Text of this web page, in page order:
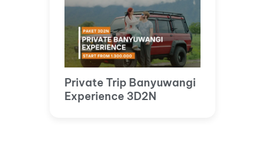
Private Trip Banyuwangi
Experience 3D2N